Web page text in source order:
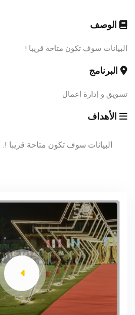
الوصف
البيانات سوف تكون متاحة قريبا !
البرنامج
تسويق و إدارة اعمال
الأهداف
البيانات سوف تكون متاحة قريبا !.